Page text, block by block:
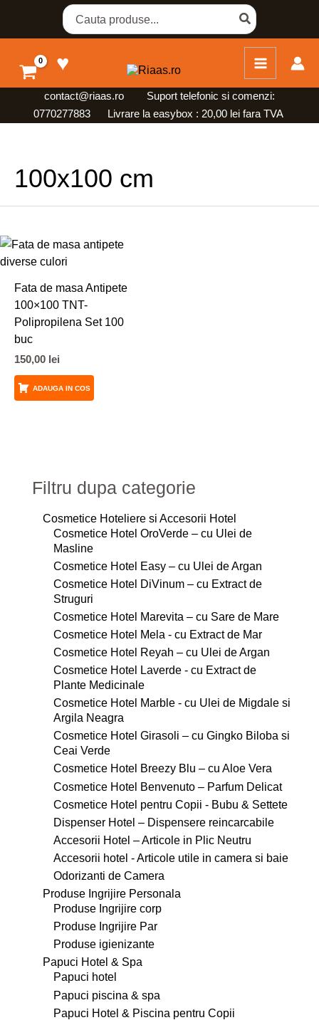
content
Search
for:
♥
contact@riaas.ro
Suport telefonic si comenzi:
0770277883 Livrare la easybox : 20,00 lei fara TVA
Filtru dupa categorie
Cosmetice Hoteliere si Accesorii Hotel
Cosmetice Hotel OroVerde – cu Ulei de
Masline
Cosmetice Hotel Easy – cu Ulei de Argan
Cosmetice Hotel DiVinum – cu Extract de
Struguri
Cosmetice Hotel Marevita – cu Sare de Mare
Cosmetice Hotel Mela - cu Extract de Mar
Cosmetice Hotel Reyah – cu Ulei de Argan
Cosmetice Hotel Laverde - cu Extract de
Plante Medicinale
Cosmetice Hotel Marble - cu Ulei de Migdale si
Argila Neagra
Cosmetice Hotel Girasoli – cu Gingko Biloba si
Ceai Verde
Cosmetice Hotel Breezy Blu – cu Aloe Vera
Cosmetice Hotel Benvenuto – Parfum Delicat
Cosmetice Hotel pentru Copii - Bubu & Settete
Dispenser Hotel – Dispensere reincarcabile
Accesorii Hotel – Articole in Plic Neutru
Accesorii hotel - Articole utile in camera si baie
Odorizanti de Camera
Produse Ingrijire Personala
Produse Ingrijire corp
Produse Ingrijire Par
Produse igienizante
Papuci Hotel & Spa
Papuci hotel
Papuci piscina & spa
Papuci Hotel & Piscina pentru Copii
100x100 cm
Fata de masa Antipete
100×100 TNT-
Polipropilena Set 100
buc
150,00 lei
ADAUGA IN COS
Acest
mai
variații.
fi
alese